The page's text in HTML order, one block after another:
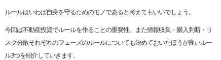
ルールはいわば自身を守るためのモノであると考えてもいいでしょう。
今回は不動産投資でルールを作ることの重要性、また情報収集・購入判断・リ
スク分散それぞれのフェーズのルールについても決めておいたほうが良いルー
ル3つを紹介していきます。